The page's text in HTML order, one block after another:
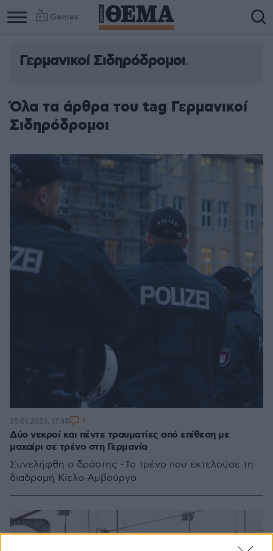
Games
Γερμανικοί Σιδηρόδρομοι
Όλα τα άρθρα του tag Γερμανικοί
Σιδηρόδρομοι
Δύο νεκροί και πέντε τραυματίες από επίθεση με
μαχαίρι σε τρένο στη Γερμανία
Συνελήφθη ο δράστης - Το τρένο που εκτελούσε τη
διαδρομή Κίελο-Αμβούργο
25.01.2023, 17:48 7